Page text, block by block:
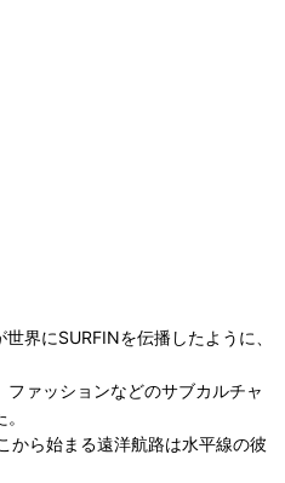
界にSURFINを伝播したように、
ァッションなどのサブカルチャ
ら始まる遠洋航路は水平線の彼